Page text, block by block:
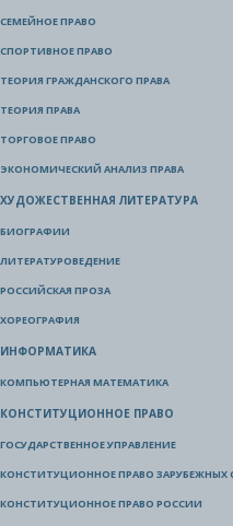
СЕМЕЙНОЕ ПРАВО
СПОРТИВНОЕ ПРАВО
ТЕОРИЯ ГРАЖДАНСКОГО ПРАВА
ТЕОРИЯ ПРАВА
ТОРГОВОЕ ПРАВО
ЭКОНОМИЧЕСКИЙ АНАЛИЗ ПРАВА
ХУДОЖЕСТВЕННАЯ ЛИТЕРАТУРА
БИОГРАФИИ
ЛИТЕРАТУРОВЕДЕНИЕ
РОССИЙСКАЯ ПРОЗА
ХОРЕОГРАФИЯ
ИНФОРМАТИКА
КОМПЬЮТЕРНАЯ МАТЕМАТИКА
КОНСТИТУЦИОННОЕ ПРАВО
ГОСУДАРСТВЕННОЕ УПРАВЛЕНИЕ
КОНСТИТУЦИОННОЕ ПРАВО ЗАРУБЕЖНЫХ
КОНСТИТУЦИОННОЕ ПРАВО РОССИИ